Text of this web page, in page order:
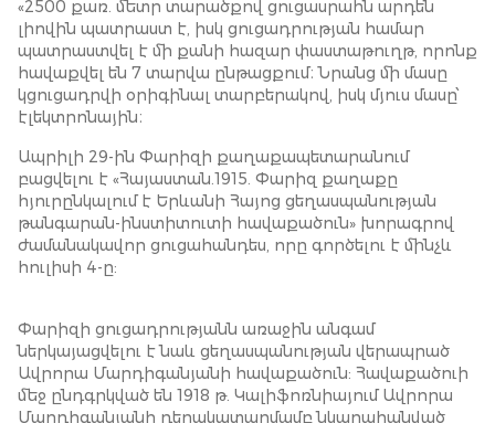
«2500 քառ. մետր տարածքով ցուցասրահն արդեն
լիովին պատրաստ է, իսկ ցուցադրության համար
պատրաստվել է մի քանի հազար փաստաթուղթ, որոնք
հավաքվել են 7 տարվա ընթացքում։ Նրանց մի մասը
կցուցադրվի օրիգինալ տարբերակով, իսկ մյուս մասը՝
էլեկտրոնային։
Ապրիլի 29-ին Փարիզի քաղաքապետարանում
բացվելու է «Հայաստան.1915. Փարիզ քաղաքը
հյուրընկալում է Երևանի Հայոց ցեղասպանության
թանգարան-ինստիտուտի հավաքածուն» խորագրով
ժամանակավոր ցուցահանդես, որը գործելու է մինչև
հուլիսի 4-ը:
Փարիզի ցուցադրությանն առաջին անգամ
ներկայացվելու է նաև ցեղասպանության վերապրած
Ավրորա Մարդիգանյանի հավաքածուն: Հավաքածուի
մեջ ընդգրկված են 1918 թ. Կալիֆոռնիայում Ավրորա
Մարդիգանյանի դերակատարմամբ նկարահանված